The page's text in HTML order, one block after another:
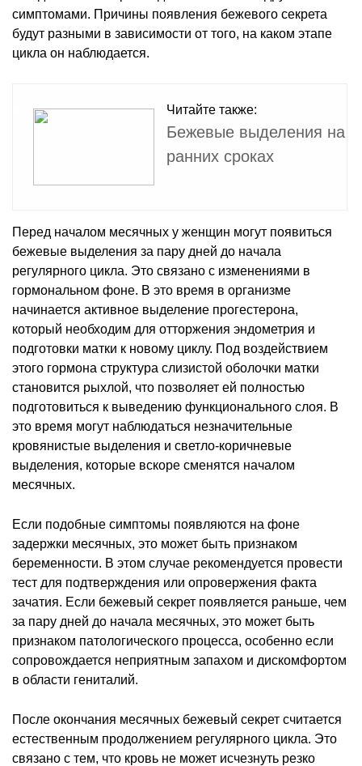
симптомами. Причины появления бежевого секрета
будут разными в зависимости от того, на каком этапе
цикла он наблюдается.
Читайте также:
Бежевые выделения на
ранних сроках
Перед началом месячных у женщин могут появиться
бежевые выделения за пару дней до начала
регулярного цикла. Это связано с изменениями в
гормональном фоне. В это время в организме
начинается активное выделение прогестерона,
который необходим для отторжения эндометрия и
подготовки матки к новому циклу. Под воздействием
этого гормона структура слизистой оболочки матки
становится рыхлой, что позволяет ей полностью
подготовиться к выведению функционального слоя. В
это время могут наблюдаться незначительные
кровянистые выделения и светло-коричневые
выделения, которые вскоре сменятся началом
месячных.
Если подобные симптомы появляются на фоне
задержки месячных, это может быть признаком
беременности. В этом случае рекомендуется провести
тест для подтверждения или опровержения факта
зачатия. Если бежевый секрет появляется раньше, чем
за пару дней до начала месячных, это может быть
признаком патологического процесса, особенно если
сопровождается неприятным запахом и дискомфортом
в области гениталий.
После окончания месячных бежевый секрет считается
естественным продолжением регулярного цикла. Это
связано с тем, что кровь не может исчезнуть резко